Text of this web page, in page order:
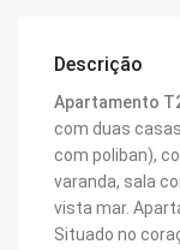
Descrição
Apartamento
com duas
com poliban),
varanda, sala
vista mar.
Situado no